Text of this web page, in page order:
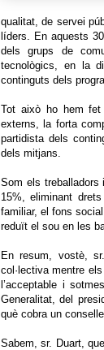
qualitat, de servei
líders. En aquests
dels grups de
tecnològics, en la
continguts dels
Tot això ho hem fet
externs, la forta
partidista dels
dels mitjans.
Som els treballadors
15%, eliminant
familiar, el fons
reduït el sou en les
En resum, vostè,
col·lectiva mentre
l’acceptable i
Generalitat, del
què cobra un
Sabem, sr. Duart,